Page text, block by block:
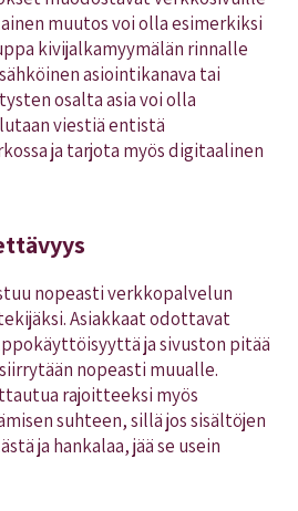
muutos voi olla esimerkiksi
kivijalkamyymälän rinnalle
asiointikanava tai
osalta asia voi olla
viestiä entistä
ja tarjota myös digitaalinen
nopeasti verkkopalvelun
Asiakkaat odottavat
ja sivuston pitää
nopeasti muualle.
rajoitteeksi myös
suhteen, sillä jos sisältöjen
ja hankalaa, jää se usein